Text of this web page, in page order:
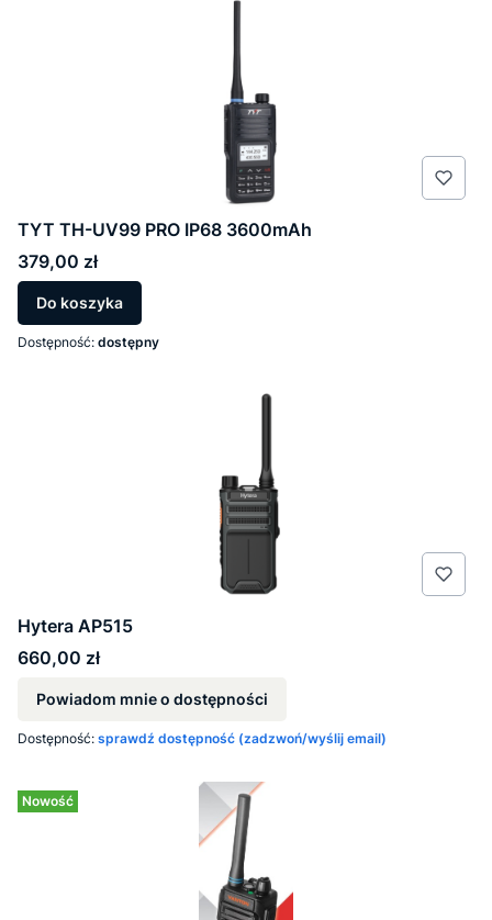
TYT TH-UV99 PRO IP68 3600mAh
Cena
379,00 zł
Do koszyka
Dostępność: dostępny
Hytera AP515
Cena
660,00 zł
Powiadom mnie o dostępności
Dostępność: sprawdź dostępność (zadzwoń/wyślij email)
Nowość